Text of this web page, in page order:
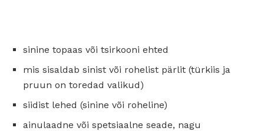
sinine topaas või tsirkooni ehted
mis sisaldab sinist või rohelist pärlit (türkiis ja
pruun on toredad valikud)
siidist lehed (sinine või roheline)
ainulaadne või spetsiaalne seade, nagu